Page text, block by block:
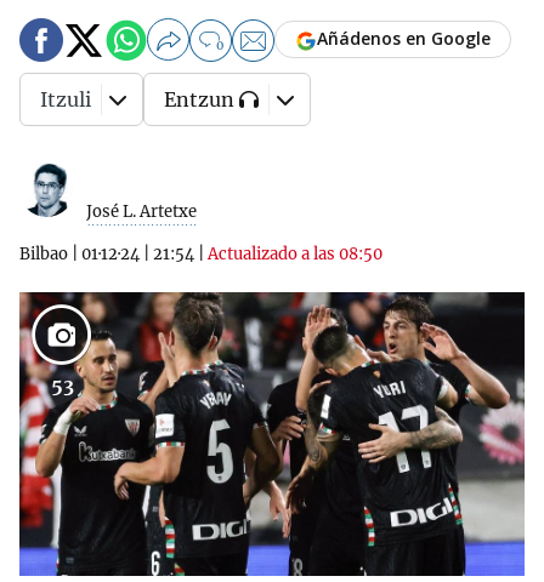
José L. Artetxe
Bilbao 01·12·24 21:54 |Actualizado a las 08:50
0 Añádenos en Google
Itzuli Entzun
53